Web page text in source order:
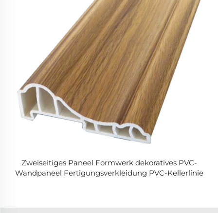
Zweiseitiges Paneel Formwerk dekoratives PVC-
Wandpaneel Fertigungsverkleidung PVC-Kellerlinie